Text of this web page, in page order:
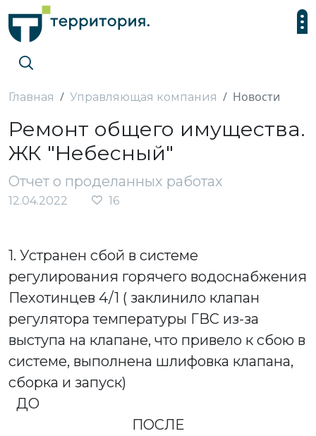
Главная Управляющая компания Новости
Ремонт общего имущества.
ЖК "Небесный"
Отчет о проделанных работах
12.04.2022 16
1. Устранен сбой в системе
регулирования горячего водоснабжения
Пехотинцев 4/1 ( заклинило клапан
регулятора температуры ГВС из-за
выступа на клапане, что привело к сбою в
системе, выполнена шлифовка клапана,
сборка и запуск)
ДО
ПОСЛЕ